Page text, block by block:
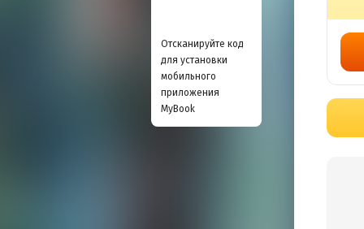
Отсканируйте код
для установки
мобильного
приложения
MyBook